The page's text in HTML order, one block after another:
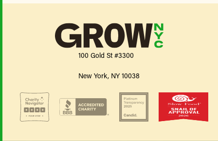
100 Gold St #3300
New York, NY 10038